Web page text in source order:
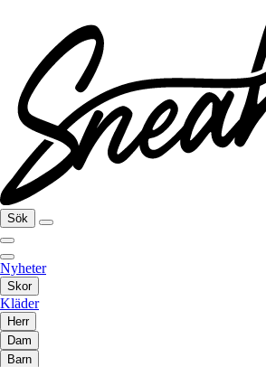
Sök
Nyheter
Skor
Kläder
Herr
Dam
Barn